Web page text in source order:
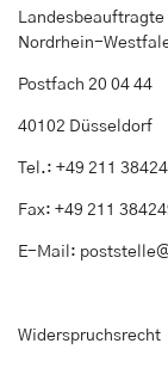
Nordrhein-
Postfach 20 04 44
40102 Düsseldorf
Tel.: +49 211
Fax: +49 211
E-Mail:
Widerspruchsrecht